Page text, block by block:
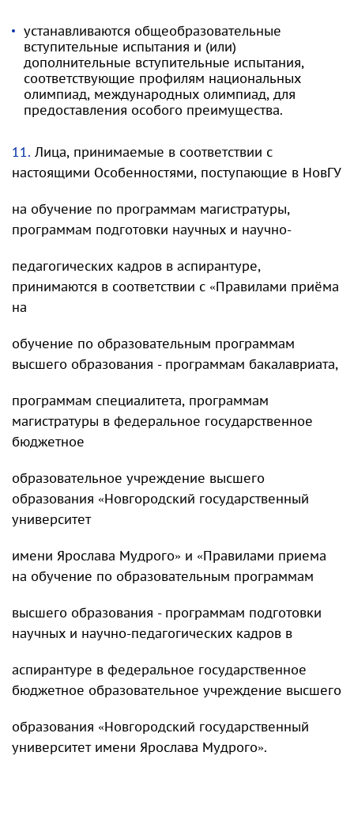
устанавливаются общеобразовательные
вступительные испытания и (или)
дополнительные вступительные испытания,
соответствующие профилям национальных
олимпиад, международных олимпиад, для
предоставления особого преимущества.
11. Лица, принимаемые в соответствии с
настоящими Особенностями, поступающие в НовГУ
на обучение по программам магистратуры,
программам подготовки научных и научно-
педагогических кадров в аспирантуре,
принимаются в соответствии с «Правилами приёма
на
обучение по образовательным программам
высшего образования - программам бакалавриата,
программам специалитета, программам
магистратуры в федеральное государственное
бюджетное
образовательное учреждение высшего
образования «Новгородский государственный
университет
имени Ярослава Мудрого» и «Правилами приема
на обучение по образовательным программам
высшего образования - программам подготовки
научных и научно-педагогических кадров в
аспирантуре в федеральное государственное
бюджетное образовательное учреждение высшего
образования «Новгородский государственный
университет имени Ярослава Мудрого».